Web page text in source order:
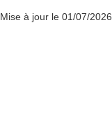
Mise à jour le 01/07/2026